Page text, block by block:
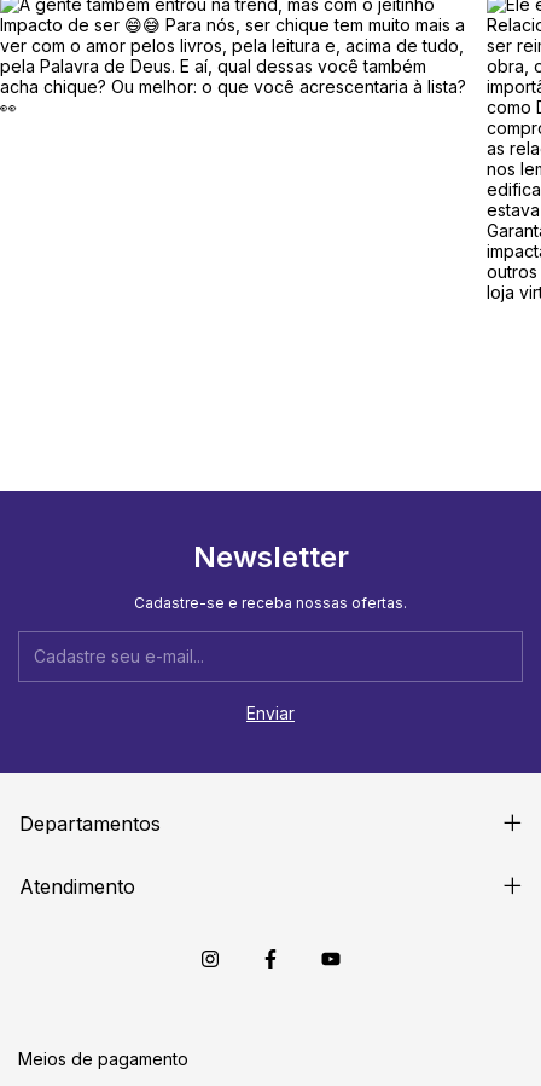
Newsletter
Cadastre-se e receba nossas ofertas.
Departamentos
Atendimento
Meios de pagamento